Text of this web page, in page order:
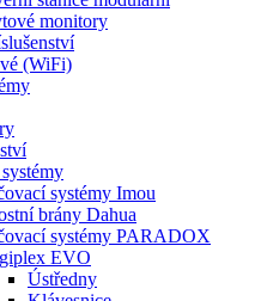
monitory
(WiFi)
systémy Imou
brány Dahua
systémy PARADOX
EVO
Ústředny